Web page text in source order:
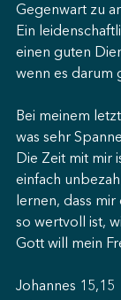
Gegenwart zu
Ein
einen guten
wenn es darum
Bei meinem
was sehr
Die Zeit mit mir
einfach
lernen, dass
so wertvoll ist,
Gott will mein
Johannes 15,15